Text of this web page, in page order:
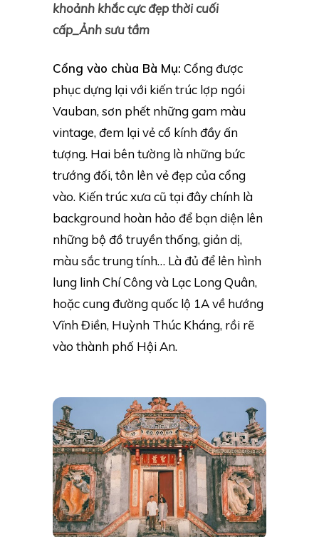
khoảnh khắc cực đẹp thời cuối
cấp_Ảnh sưu tầm
Cổng vào chùa Bà Mụ: Cổng được
phục dựng lại với kiến trúc lợp ngói
Vauban, sơn phết những gam màu
vintage, đem lại vẻ cổ kính đầy ấn
tượng. Hai bên tường là những bức
trướng đối, tôn lên vẻ đẹp của cổng
vào. Kiến trúc xưa cũ tại đây chính là
background hoàn hảo để bạn diện lên
những bộ đồ truyền thống, giản dị,
màu sắc trung tính… Là đủ để lên hình
lung linh Chí Công và Lạc Long Quân,
hoặc cung đường quốc lộ 1A về hướng
Vĩnh Điền, Huỳnh Thúc Kháng, rồi rẽ
vào thành phố Hội An.